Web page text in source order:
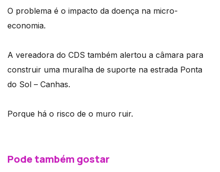
O problema é o impacto da doença na micro-
economia.
A vereadora do CDS também alertou a câmara para
construir uma muralha de suporte na estrada Ponta
do Sol – Canhas.
Porque há o risco de o muro ruir.
Pode também gostar